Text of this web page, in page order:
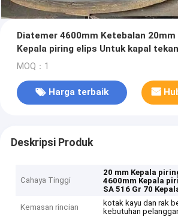
Diatemer 4600mm Ketebalan 20mm
Kepala piring elips Untuk kapal
MOQ：1
Harga terbaik
Deskripsi Produk
Cahaya Tinggi
20 mm Kepala
4600mm Kepala
SA 516 Gr 70
Kemasan rincian
kotak kayu dan rak
kebutuhan